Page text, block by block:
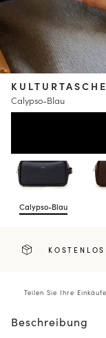
Calypso-Blau
Calypso-Blau
Teilen Sie Ihre
Beschreibung